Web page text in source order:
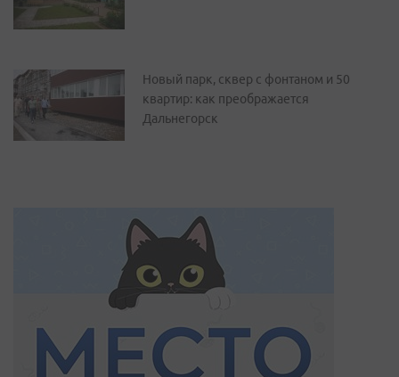
Новый парк, сквер с фонтаном и 50
квартир: как преображается
Дальнегорск